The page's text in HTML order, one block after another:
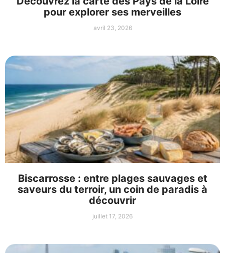
pour explorer ses merveilles
avril 23, 2026
Biscarrosse : entre plages sauvages et
saveurs du terroir, un coin de paradis à
découvrir
juillet 17, 2026